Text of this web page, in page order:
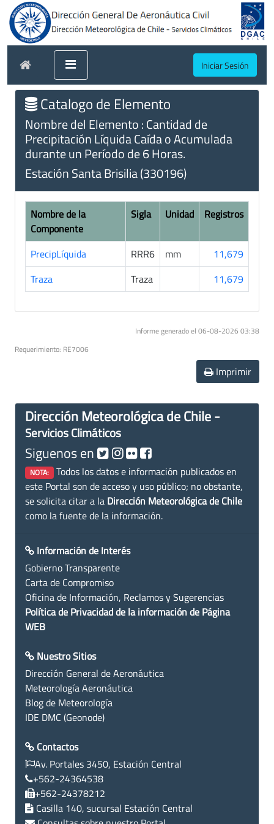
Iniciar Sesión
Catalogo de Elemento
Nombre del Elemento : Cantidad de
Precipitación Líquida Caída o Acumulada
durante un Período de 6 Horas.
Estación Santa Brisilia (330196)
Nombre de la
Componente
Sigla Unidad Registros
PrecipLíquida RRR6 mm
11,679
Traza
Traza 11,679
Informe generado el 06-08-2026 03:38
Requerimiento: RE7006
Imprimir
Dirección Meteorológica de Chile -
Servicios Climáticos
Siguenos en
NOTA: Todos los datos e información publicados en
este Portal son de acceso y uso público; no obstante,
se solicita citar a la Dirección Meteorológica de Chile
como la fuente de la información.
Información de Interés
Gobierno Transparente
Carta de Compromiso
Oficina de Información, Reclamos y Sugerencias
Política de Privacidad de la información de Página
WEB
Nuestro Sitios
Dirección General de Aeronáutica
Meteorología Aeronáutica
Blog de Meteorología
IDE DMC (Geonode)
Contactos
Av. Portales 3450, Estación Central
+562-24364538
+562-24378212
Casilla 140, sucursal Estación Central